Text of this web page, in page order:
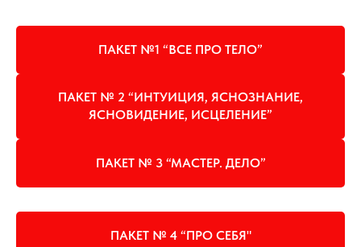
ПАКЕТ №1 “ВСЕ ПРО ТЕЛО”
ПАКЕТ № 2 “ИНТУИЦИЯ, ЯСНОЗНАНИЕ,
ЯСНОВИДЕНИЕ, ИСЦЕЛЕНИЕ”
ПАКЕТ № 3 “МАСТЕР. ДЕЛО”
ПАКЕТ № 4 “ПРО СЕБЯ"